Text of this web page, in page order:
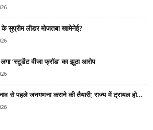
सुप्रीम लीडर मोजतबा खामेनेई?
‘स्टूडेंट वीजा फ्रॉड’ का झूठा आरोप
से पहले जनगणना कराने की तैयारी; राज्य में ट्रायल हो...